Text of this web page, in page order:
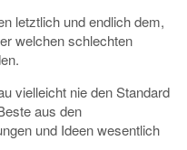
letztlich und endlich dem,
welchen schlechten
vielleicht nie den Standard
aus den
und Ideen wesentlich